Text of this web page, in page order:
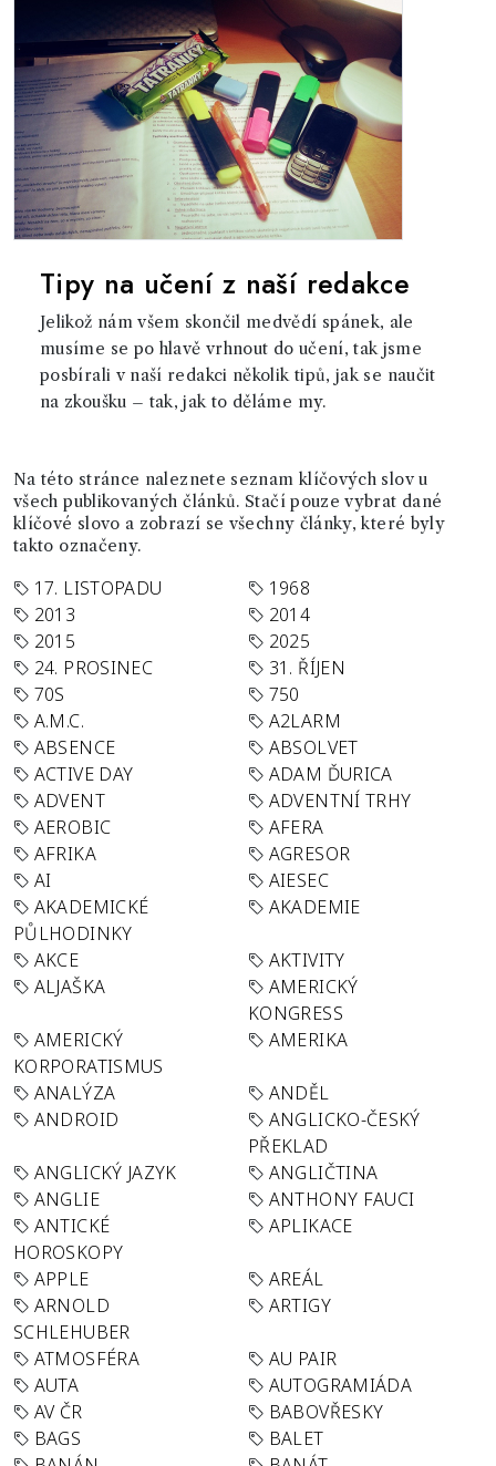
Tipy na učení z naší redakce
Jelikož nám všem skončil medvědí spánek, ale
musíme se po hlavě vrhnout do učení, tak jsme
posbírali v naší redakci několik tipů, jak se naučit
na zkoušku – tak, jak to děláme my.
Na této stránce naleznete seznam klíčových slov u
všech publikovaných článků. Stačí pouze vybrat dané
klíčové slovo a zobrazí se všechny články, které byly
takto označeny.
17. LISTOPADU
1968
2013
2014
2015
2025
24. PROSINEC
31. ŘÍJEN
70S
750
A.M.C.
A2LARM
ABSENCE
ABSOLVET
ACTIVE DAY
ADAM ĎURICA
ADVENT
ADVENTNÍ TRHY
AEROBIC
AFERA
AFRIKA
AGRESOR
AI
AIESEC
AKADEMICKÉ
PŮLHODINKY
AKADEMIE
AKCE
AKTIVITY
ALJAŠKA
AMERICKÝ
KONGRESS
AMERICKÝ
KORPORATISMUS
AMERIKA
ANALÝZA
ANDĚL
ANDROID
ANGLICKO-ČESKÝ
PŘEKLAD
ANGLICKÝ JAZYK
ANGLIČTINA
ANGLIE
ANTHONY FAUCI
ANTICKÉ
HOROSKOPY
APLIKACE
APPLE
AREÁL
ARNOLD
SCHLEHUBER
ARTIGY
ATMOSFÉRA
AU PAIR
AUTA
AUTOGRAMIÁDA
AV ČR
BABOVŘESKY
BAGS
BALET